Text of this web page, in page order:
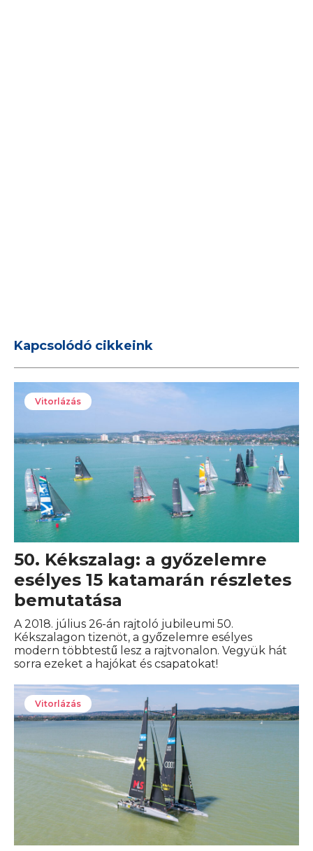
Kapcsolódó cikkeink
Vitorlázás
50. Kékszalag: a győzelemre
esélyes 15 katamarán részletes
bemutatása
A 2018. július 26-án rajtoló jubileumi 50.
Kékszalagon tizenöt, a győzelemre esélyes
modern többtestű lesz a rajtvonalon. Vegyük hát
sorra ezeket a hajókat és csapatokat!
Vitorlázás